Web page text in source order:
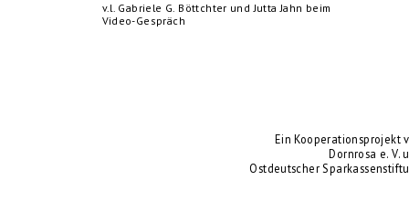
v.l. Gabriele G. Böttchter und Jutta Jahn beim
Video-Gespräch
Ein Kooperationsprojekt
Dornrosa e. V.
Ostdeutscher